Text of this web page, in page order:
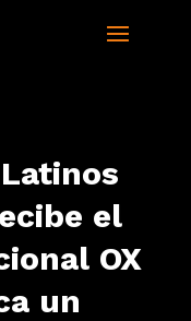
el
OX
un